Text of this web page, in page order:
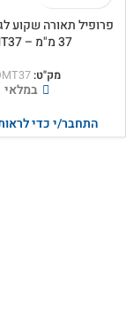
פרופיל תאורה שקוע
37 מ"מ – OMT37
מק"ט:
במלאי
התחבר/י כדי